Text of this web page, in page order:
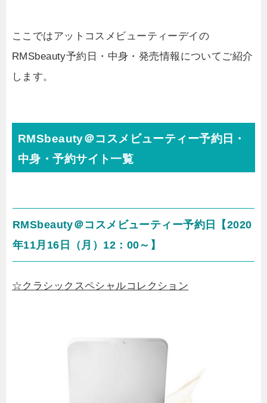
ここではアットコスメビューティーデイの
RMSbeauty予約日・中身・発売情報についてご紹介
します。
RMSbeauty＠コスメビューティー予約日・
中身・予約サイト一覧
RMSbeauty＠コスメビューティー予約日【2020
年11月16日（月）12：00～】
☆クラシックスペシャルコレクション